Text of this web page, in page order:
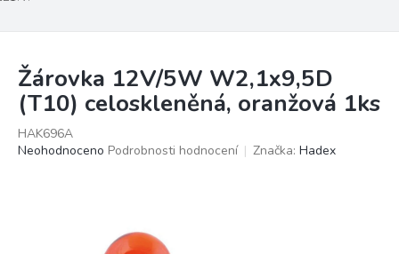
Žárovka 12V/5W W2,1x9,5D
(T10) celoskleněná, oranžová 1ks
HAK696A
Průměrné
Neohodnoceno Podrobnosti hodnocení Značka: Hadex